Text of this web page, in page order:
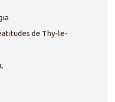
de Thy-le-